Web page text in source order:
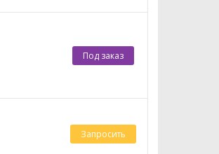
Под заказ
Запросить